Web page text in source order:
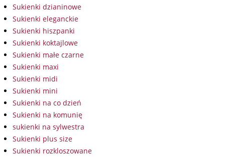
Sukienki dzianinowe
Sukienki eleganckie
Sukienki hiszpanki
Sukienki koktajlowe
Sukienki małe czarne
Sukienki maxi
Sukienki midi
Sukienki mini
Sukienki na co dzień
Sukienki na komunię
sukienki na sylwestra
Sukienki plus size
Sukienki rozkloszowane